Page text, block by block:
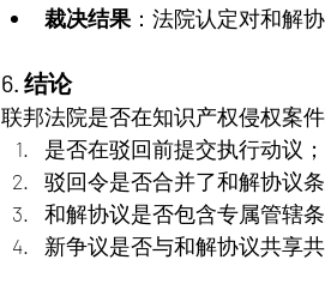
裁决结果 ：法院认定对和解
6. 结论
联邦法院是否在知识产权侵权案
是否在驳回前提交执行动议；
驳回令是否合并了和解协议
和解协议是否包含专属管辖条
新争议是否与和解协议共享共